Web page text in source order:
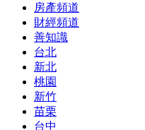
房產頻道
財經頻道
善知識
台北
新北
桃園
新竹
苗栗
台中